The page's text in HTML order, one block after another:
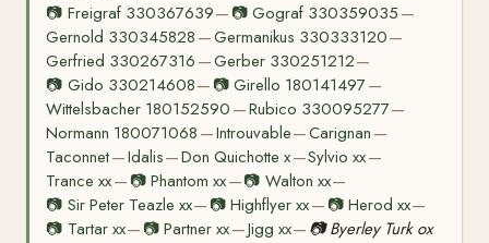
📷 Freigraf 330367639— 📷Gograf 330359035 —
Gernold 330345828 —Germanikus 330333120—
Gerfried 330267316 —Gerber 330251212—
📷 Gido 330214608— 📷Girello 180141497 —
Wittelsbacher 180152590 —Rubico 330095277—
Normann 180071068 —Introuvable—Carignan —
Taconnet—Idalis—Don Quichotte x—Sylvio xx—
Trance xx— 📷Phantom xx—📷 Walton xx—
📷 Sir Peter Teazle xx— 📷Highflyer xx— 📷 Herod xx—
📷 Tartar xx— 📷Partner xx—Jigg xx— 📷 Byerley Turk ox